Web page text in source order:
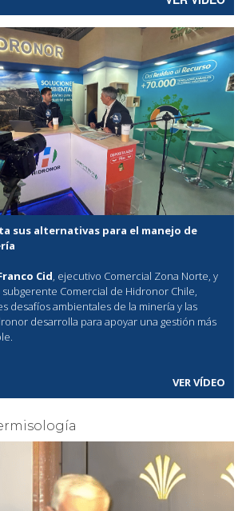
sus alternativas para el manejo de
Cid, ejecutivo Comercial Zona Norte, y
subgerente Comercial de Hidronor Chile,
desafíos ambientales de la minería y las
desarrolla para apoyar una gestión más
VER VÍDEO